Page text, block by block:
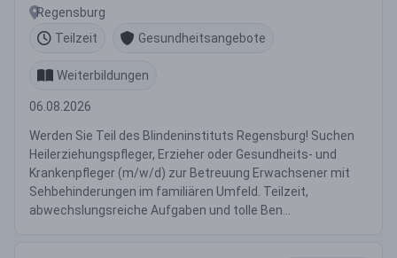
Regensburg
Teilzeit
Gesundheitsangebote
Weiterbildungen
06.08.2026
Werden Sie Teil des Blindeninstituts Regensburg! Suchen
Heilerziehungspfleger, Erzieher oder Gesundheits- und
Krankenpfleger (m/w/d) zur Betreuung Erwachsener mit
Sehbehinderungen im familiären Umfeld. Teilzeit,
abwechslungsreiche Aufgaben und tolle Ben...